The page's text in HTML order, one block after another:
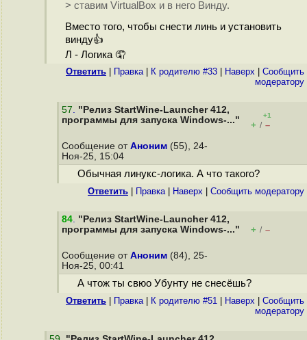
> ставим VirtualBox и в него Винду.
Вместо того, чтобы снести линь и установить
винду👍
Л - Логика 🤦
Ответить Правка| К родителю #33 Наверх
Cообщить
модератору
57. "Релиз StartWine-Launcher 412,
программы для запуска Windows-..."
+1
+ / –
Сообщение от Аноним (55), 24-
Ноя-25, 15:04
Обычная линукс-логика. А что такого?
Ответить Правка| Наверх Cообщить модератору
84. "Релиз StartWine-Launcher 412,
программы для запуска Windows-..."
+ / –
Сообщение от Аноним (84), 25-
Ноя-25, 00:41
А чтож ты свюо Убунту не снесёшь?
Ответить Правка| К родителю #51 Наверх
Cообщить
модератору